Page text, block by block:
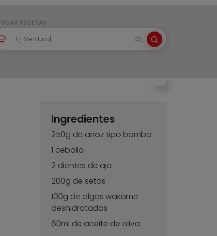
RECETAS
Ingredientes
250g de arroz tipo bomba
1 cebolla
2 dientes de ajo
200g de setas
100g de algas wakame
deshidratadas
60ml de aceite de oliva